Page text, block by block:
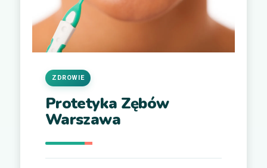
Protetyka Zębów
Warszawa
ZDROWIE